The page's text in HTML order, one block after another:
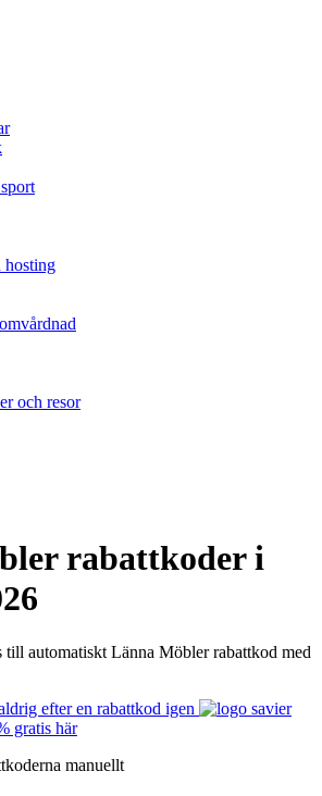
och resor
rabattkoder i
till automatiskt Länna Möbler rabattkod med
efter en rabattkod igen
gratis här
manuellt